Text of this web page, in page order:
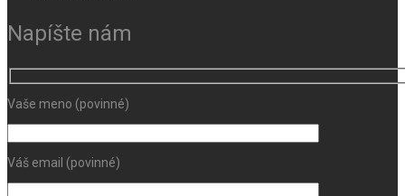
Napíšte nám
Vaše meno (povinné)
Váš email (povinné)